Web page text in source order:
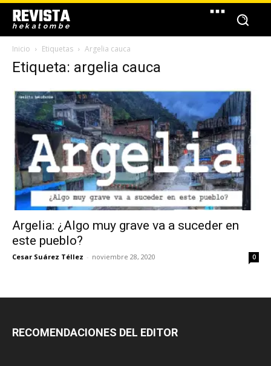
REVISTA
hekatombe
Inicio Etiquetas Argelia cauca
Etiqueta: argelia cauca
Argelia: ¿Algo muy grave va a suceder en
este pueblo?
Cesar Suárez Téllez - noviembre 28, 2020 0
RECOMENDACIONES DEL EDITOR